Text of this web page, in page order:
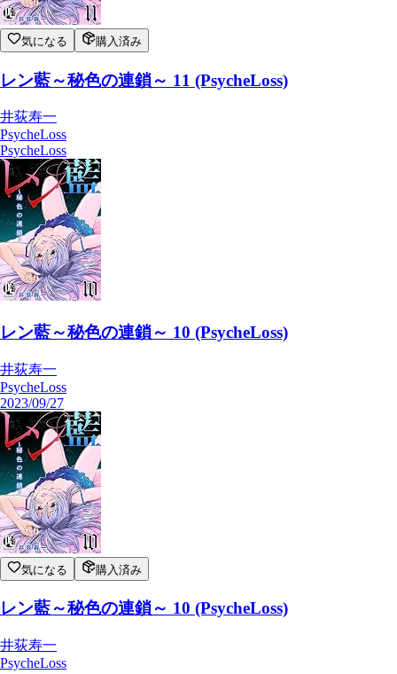
PsycheLoss
2023/10/25
気になる 購入済み
レン藍～秘色の連鎖～ 11 (PsycheLoss)
井荻寿一
PsycheLoss
PsycheLoss
PsycheLoss
2023/09/27